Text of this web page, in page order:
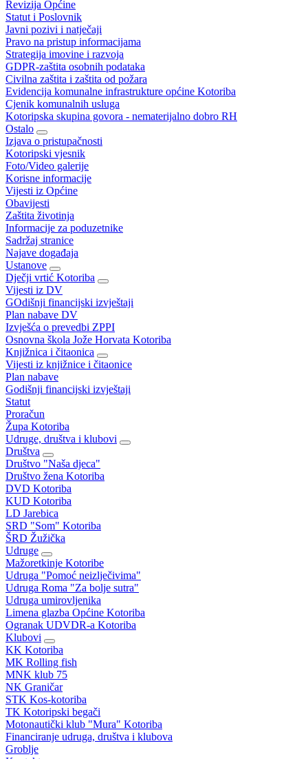
Revizija Općine
Statut i Poslovnik
Javni pozivi i natječaji
Pravo na pristup informacijama
Strategija imovine i razvoja
GDPR-zaštita osobnih podataka
Civilna zaštita i zaštita od požara
Evidencija komunalne infrastrukture općine Kotoriba
Cjenik komunalnih usluga
Kotoripska skupina govora - nematerijalno dobro RH
Ostalo
Izjava o pristupačnosti
Kotoripski vjesnik
Foto/Video galerije
Korisne informacije
Vijesti iz Općine
Obavijesti
Zaštita životinja
Informacije za poduzetnike
Sadržaj stranice
Najave događaja
Ustanove
Dječji vrtić Kotoriba
Vijesti iz DV
GOdišnji financijski izvještaji
Plan nabave DV
Izvješća o prevedbi ZPPI
Osnovna škola Jože Horvata Kotoriba
Knjižnica i čitaonica
Vijesti iz knjižnice i čitaonice
Plan nabave
Godišnji financijski izvještaji
Statut
Proračun
Župa Kotoriba
Udruge, društva i klubovi
Društva
Društvo "Naša djeca"
Društvo žena Kotoriba
DVD Kotoriba
KUD Kotoriba
LD Jarebica
SRD "Som" Kotoriba
ŠRD Žužička
Udruge
Mažoretkinje Kotoribe
Udruga "Pomoć neizlječivima"
Udruga Roma "Za bolje sutra"
Udruga umirovljenika
Limena glazba Općine Kotoriba
Ogranak UDVDR-a Kotoriba
Klubovi
KK Kotoriba
MK Rolling fish
MNK klub 75
NK Graničar
STK Kos-kotoriba
TK Kotoripski begači
Motonautički klub "Mura" Kotoriba
Financiranje udruga, društva i klubova
Groblje